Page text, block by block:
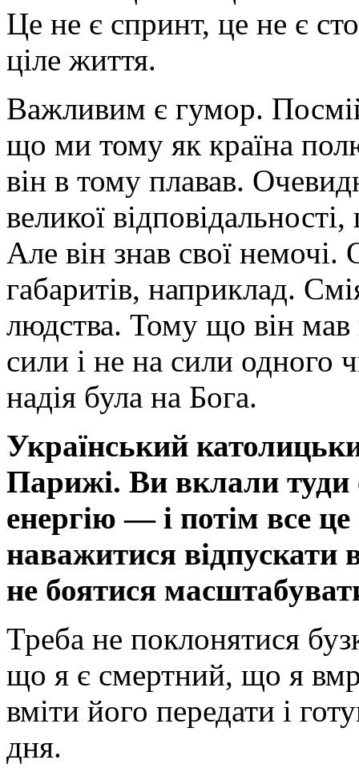
Це не є спринт, це не є
ціле життя.
Важливим є гумор.
що ми тому як країна
він в тому плавав.
великої
Але він знав свої немочі.
габаритів, наприклад.
людства. Тому що він мав
сили і не на сили одного
надія була на Бога.
Український
Парижі. Ви вклали туди
енергію — і потім все
наважитися відпускати
не боятися
Треба не поклонятися
що я є смертний, що я
вміти його передати і
дня.